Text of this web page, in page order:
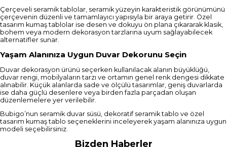
Çerçeveli seramik tablolar, seramik yüzeyin karakteristik görünümünü
çerçevenin düzenli ve tamamlayıcı yapısıyla bir araya getirir. Özel
tasarım kumaş tablolar ise desen ve dokuyu ön plana çıkararak klasik,
bohem veya modern dekorasyon tarzlarına uyum sağlayabilecek
alternatifler sunar.
Yaşam Alanınıza Uygun Duvar Dekorunu Seçin
Duvar dekorasyon ürünü seçerken kullanılacak alanın büyüklüğü,
duvar rengi, mobilyaların tarzı ve ortamın genel renk dengesi dikkate
alınabilir. Küçük alanlarda sade ve ölçülü tasarımlar, geniş duvarlarda
ise daha güçlü desenlere veya birden fazla parçadan oluşan
düzenlemelere yer verilebilir.
Bubigo’nun seramik duvar süsü, dekoratif seramik tablo ve özel
tasarım kumaş tablo seçeneklerini inceleyerek yaşam alanınıza uygun
modeli seçebilirsiniz.
Bizden Haberler